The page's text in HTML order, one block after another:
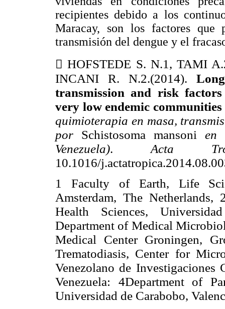
recipientes debido a los
Maracay, son los factores que
transmisión del dengue y el
HOFSTEDE S. N.1, TAMI
INCANI R. N.2.(2014).
transmission and risk
very low endemic
quimioterapia en masa,
por Schistosoma mansoni en
Venezuela). Acta
10.1016/
1 Faculty of Earth, Life
Amsterdam, The
Health Sciences,
Department of Medical
Medical Center Groningen,
Trematodiasis, Center for
Venezolano de Investigaciones
Venezuela: 4Department of
Universidad de Carabobo,